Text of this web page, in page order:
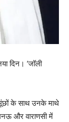
दिन। ‘जॉली
के साथ उनके माथे
और वाराणसी में